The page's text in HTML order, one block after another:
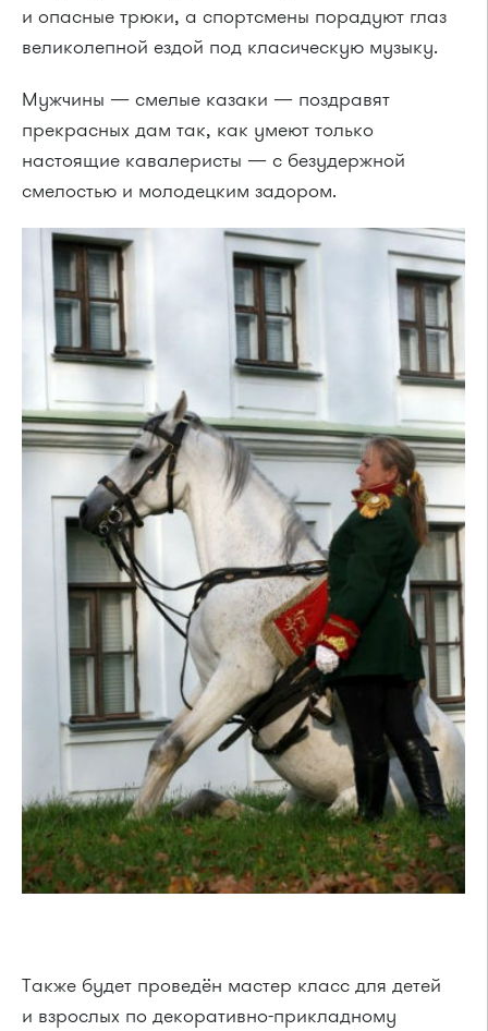
и опасные трюки, а спортсмены порадуют глаз
великолепной ездой под класическую музыку.
Мужчины — смелые казаки — поздравят
прекрасных дам так, как умеют только
настоящие кавалеристы — с безудержной
смелостью и молодецким задором.
Также будет проведён мастер класс для детей
и взрослых по декоративно-прикладному